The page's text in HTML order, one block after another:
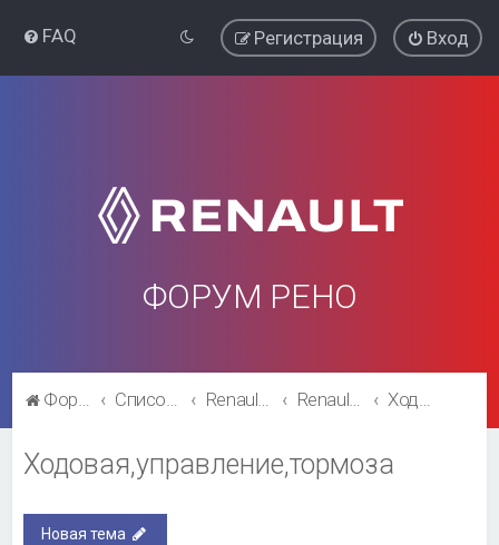
FAQ Вход
Регистрация
ФОРУМ РЕНО
Форум Рено Список форумов Renault Kaptur Renault Kaptur Ходовая,управление,тормоза
Ходовая,управление,тормоза
Новая тема